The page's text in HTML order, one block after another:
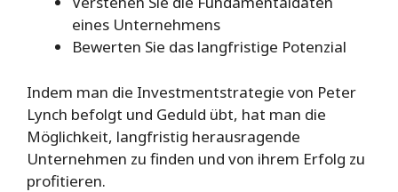
eines Unternehmens
Bewerten Sie das langfristige Potenzial
Indem man die Investmentstrategie von Peter
Lynch befolgt und Geduld übt, hat man die
Möglichkeit, langfristig herausragende
Unternehmen zu finden und von ihrem Erfolg zu
profitieren.